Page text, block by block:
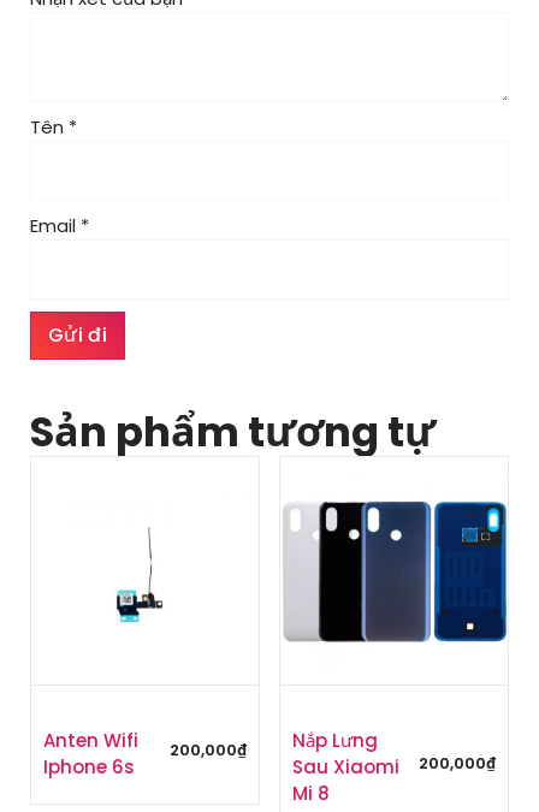
Tên *
Email *
Sản phẩm tương tự
Anten Wifi
Iphone 6s
200,000₫
Nắp Lưng
Sau Xiaomi
Mi 8
200,000₫